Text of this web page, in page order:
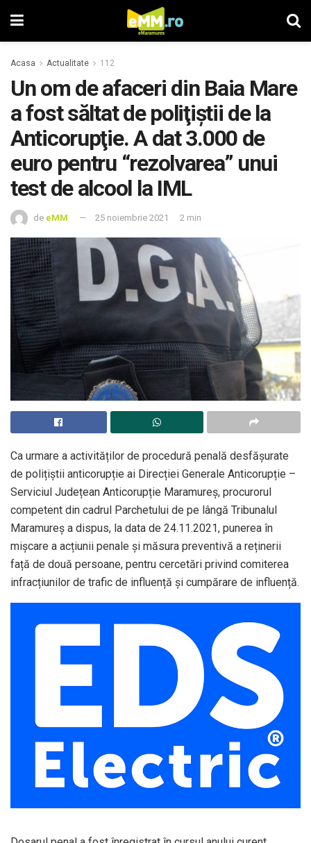
Acasa Actualitate 112
Un om de afaceri din Baia Mare
a fost săltat de poliţiştii de la
Anticorupţie. A dat 3.000 de
euro pentru “rezolvarea” unui
test de alcool la IML
de eMM 25 noiembrie 2021 2 min
Ca urmare a activităților de procedură penală desfășurate
de polițiștii anticorupție ai Direcției Generale Anticorupție –
Serviciul Județean Anticorupție Maramureș, procurorul
competent din cadrul Parchetului de pe lângă Tribunalul
Maramureș a dispus, la data de 24.11.2021, punerea în
mișcare a acțiunii penale și măsura preventivă a reținerii
față de două persoane, pentru cercetări privind comiterea
infracțiunilor de trafic de influență și cumpărare de influență.